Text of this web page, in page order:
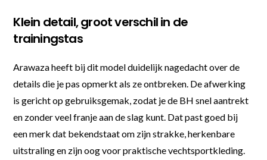
Klein detail, groot verschil in de
trainingstas
Arawaza heeft bij dit model duidelijk nagedacht over de
details die je pas opmerkt als ze ontbreken. De afwerking
is gericht op gebruiksgemak, zodat je de BH snel aantrekt
en zonder veel franje aan de slag kunt. Dat past goed bij
een merk dat bekendstaat om zijn strakke, herkenbare
uitstraling en zijn oog voor praktische vechtsportkleding.